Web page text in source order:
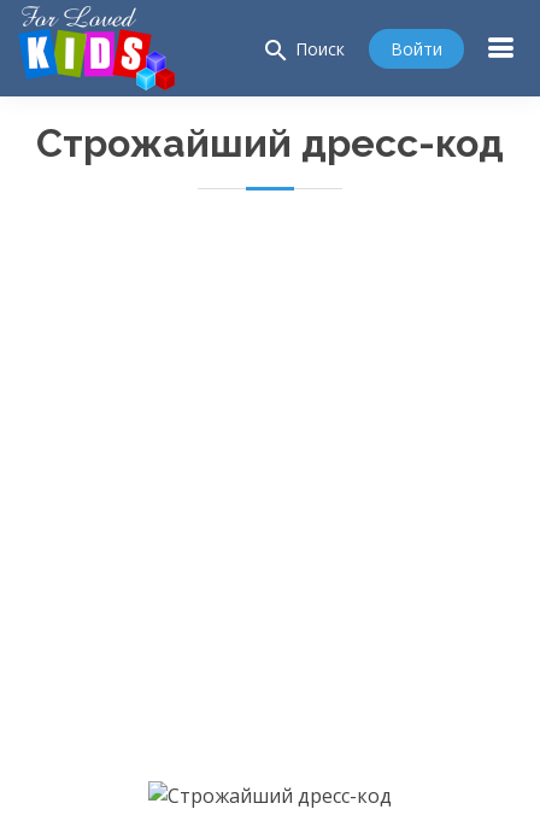
search Поиск Войти
Строжайший дресс-код